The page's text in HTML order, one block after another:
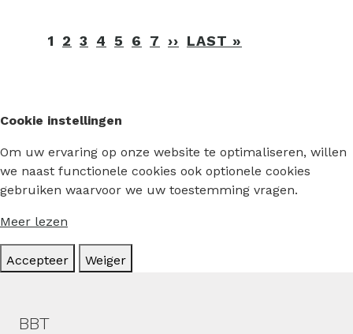
Paginering
1 2 3 4 5 6 7 ›› VOLGENDE
LAST »
Cookie instellingen
Om uw ervaring op onze website te optimaliseren, willen
we naast functionele cookies ook optionele cookies
gebruiken waarvoor we uw toestemming vragen.
Meer lezen
Accepteer Weiger
Hoofdmenu
BBT